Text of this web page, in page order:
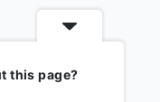
this page?